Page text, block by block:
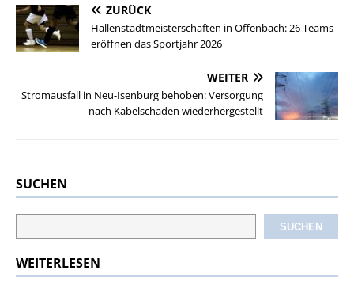
ZURÜCK
Hallenstadtmeisterschaften in Offenbach: 26 Teams
eröffnen das Sportjahr 2026
WEITER
Stromausfall in Neu-Isenburg behoben: Versorgung
nach Kabelschaden wiederhergestellt
SUCHEN
SUCHEN
WEITERLESEN